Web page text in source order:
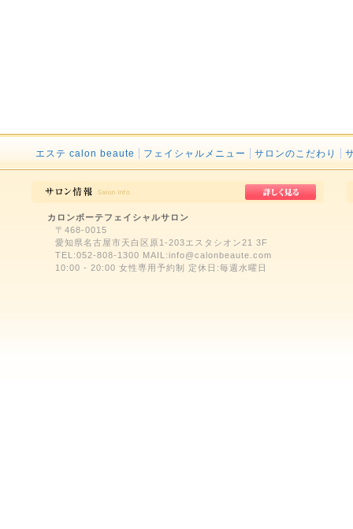
カロンボーテフェイシャルサロン
〒468-0015
愛知県名古屋市天白区原1-203エスタシオン21 3F
TEL:052-808-1300 MAIL:info@calonbeaute.com
10:00 - 20:00 女性専用予約制 定休日:毎週水曜日
エステ calon beaute フェイシャルメニュー サロンのこだわり